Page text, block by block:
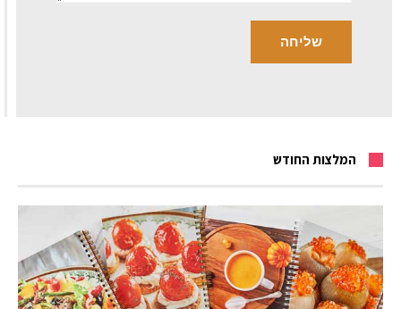
המלצות החודש